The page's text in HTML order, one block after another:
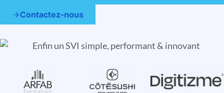
Contactez-nous